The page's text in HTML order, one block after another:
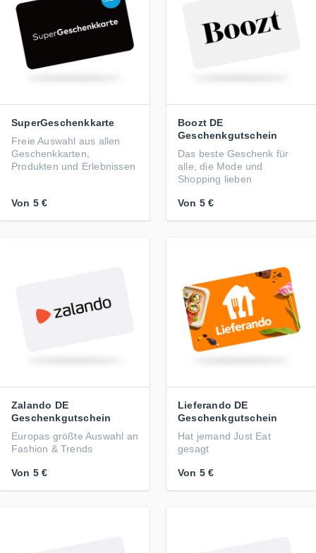
SuperGeschenkkarte
Freie Auswahl aus allen
Geschenkkarten,
Produkten und Erlebnissen
Von 5 €
Boozt DE
Geschenkgutschein
Das beste Geschenk für
alle, die Mode und
Shopping lieben
Von 5 €
Zalando DE
Geschenkgutschein
Europas größte Auswahl an
Fashion & Trends
Von 5 €
Lieferando DE
Geschenkgutschein
Hat jemand Just Eat
gesagt
Von 5 €